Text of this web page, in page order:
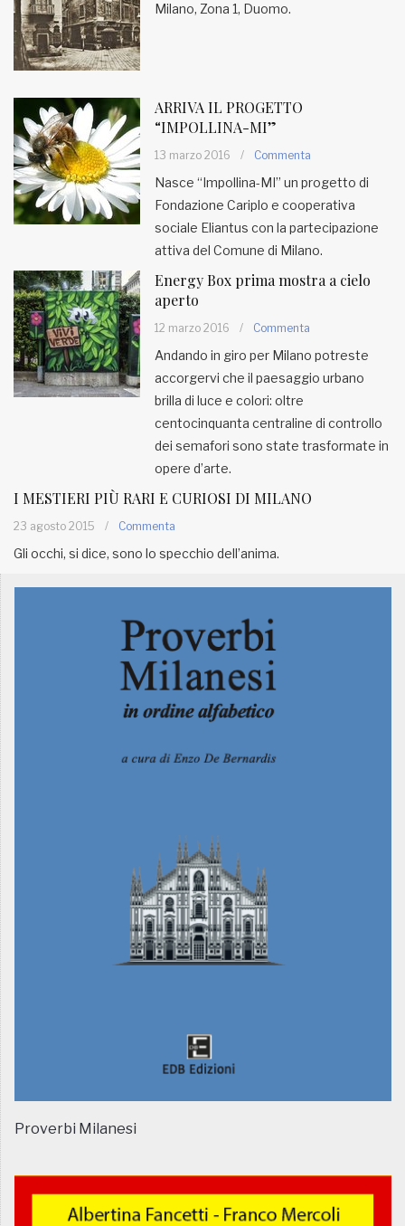
Milano, Zona 1, Duomo.
ARRIVA IL PROGETTO
“IMPOLLINA-MI”
13 marzo 2016 / Commenta
Nasce “Impollina-MI” un progetto di
Fondazione Cariplo e cooperativa
sociale Eliantus con la partecipazione
attiva del Comune di Milano.
Energy Box prima mostra a cielo
aperto
12 marzo 2016 / Commenta
Andando in giro per Milano potreste
accorgervi che il paesaggio urbano
brilla di luce e colori: oltre
centocinquanta centraline di controllo
dei semafori sono state trasformate in
opere d’arte.
I MESTIERI PIÙ RARI E CURIOSI DI MILANO
23 agosto 2015 / Commenta
Gli occhi, si dice, sono lo specchio dell’anima.
Proverbi Milanesi